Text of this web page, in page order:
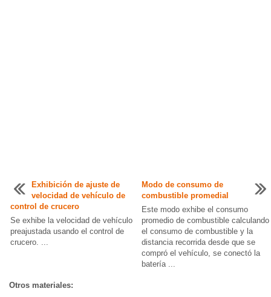
Exhibición de ajuste de
velocidad de vehículo de
control de crucero
Se exhibe la velocidad de vehículo
preajustada usando el control de
crucero. ...
Modo de consumo de
combustible promedial
Este modo exhibe el consumo
promedio de combustible calculando
el consumo de combustible y la
distancia recorrida desde que se
compró el vehículo, se conectó la
batería ...
Otros materiales: